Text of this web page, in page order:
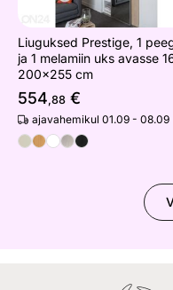
Liuguksed Prestige, 1
ja 1 melamiin uks avasse
200x255 cm
554,88 €
ajavahemikul 01.09 - 08.09